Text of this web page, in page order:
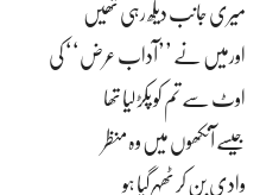
میری جانب دیکھ رہی تھیں
اورمیں نے ’’آداب عرض‘‘ کی
اوٹ سے تم کو پکڑ لیا تھا
جیسے آنکھوں میں وہ منظر
وادی بن کر ٹھہر گیا ہو